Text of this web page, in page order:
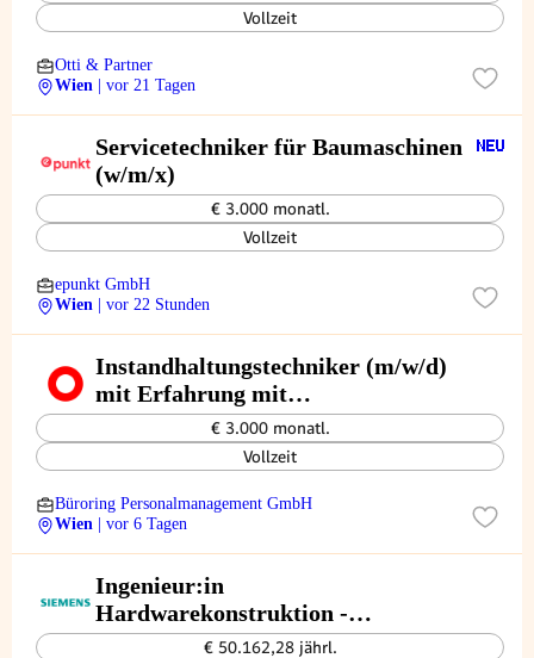
Vollzeit
Otti & Partner
Wien
| vor 21 Tagen
Servicetechniker für Baumaschinen
(w/m/x)
€ 3.000 monatl.
Vollzeit
epunkt GmbH
Wien
| vor 22 Stunden
Instandhaltungstechniker (m/w/d)
mit Erfahrung mit
Anlagensteuerung/Antriebstechnik
€ 3.000 monatl.
Vollzeit
Büroring Personalmanagement GmbH
Wien
| vor 6 Tagen
Ingenieur:in
Hardwarekonstruktion -
Eisenbahnsicherungstechnik
€ 50.162,28 jährl.